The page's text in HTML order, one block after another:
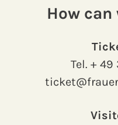
How can
Tel. + 49